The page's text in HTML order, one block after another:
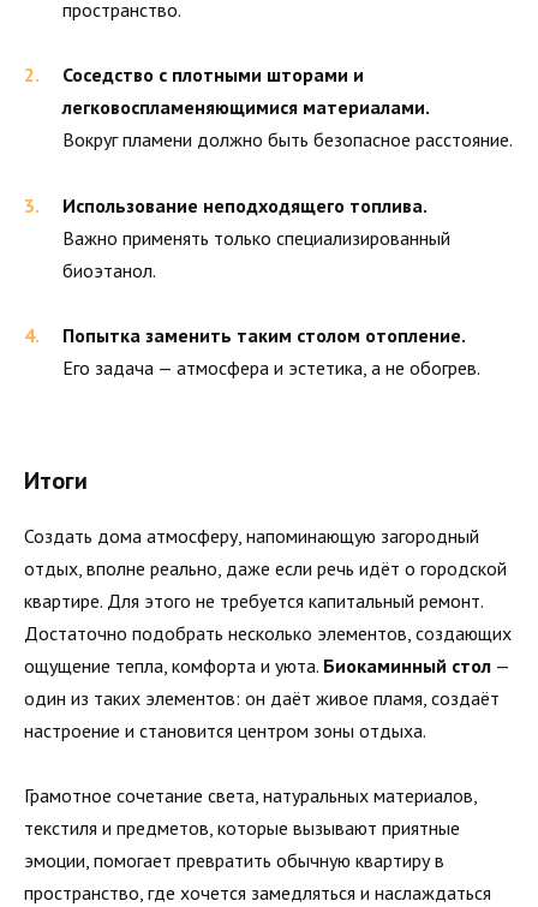
пространство.
Соседство с плотными шторами и
легковоспламеняющимися материалами.
Вокруг пламени должно быть безопасное расстояние.
Использование неподходящего топлива.
Важно применять только специализированный
биоэтанол.
Попытка заменить таким столом отопление.
Его задача — атмосфера и эстетика, а не обогрев.
Итоги
Создать дома атмосферу, напоминающую загородный
отдых, вполне реально, даже если речь идёт о городской
квартире. Для этого не требуется капитальный ремонт.
Достаточно подобрать несколько элементов, создающих
ощущение тепла, комфорта и уюта. Биокаминный стол —
один из таких элементов: он даёт живое пламя, создаёт
настроение и становится центром зоны отдыха.
Грамотное сочетание света, натуральных материалов,
текстиля и предметов, которые вызывают приятные
эмоции, помогает превратить обычную квартиру в
пространство, где хочется замедляться и наслаждаться